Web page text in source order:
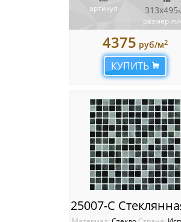
артикул 313x495
размер
4375 руб/м2
КУПИТЬ